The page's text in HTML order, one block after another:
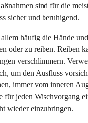
sind für die
sicher und beruhigend.
häufig die Hände
oder zu reiben. Reiben
verschlimmern.
um den Ausfluss
immer vom inneren
für jeden Wischvorgang
wieder einzubringen.